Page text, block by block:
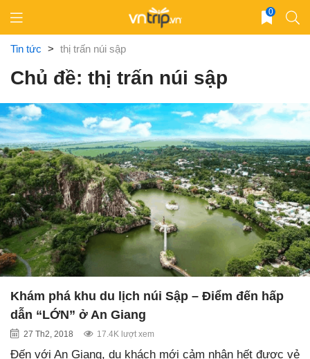
content
0
Tin tức > thị trấn núi sập
Chủ đề: thị trấn núi sập
Khám phá khu du lịch núi Sập – Điểm đến hấp
dẫn “LỚN” ở An Giang
27 Th2, 2018 17.4K lượt xem
Đến với An Giang, du khách mới cảm nhận hết được vẻ